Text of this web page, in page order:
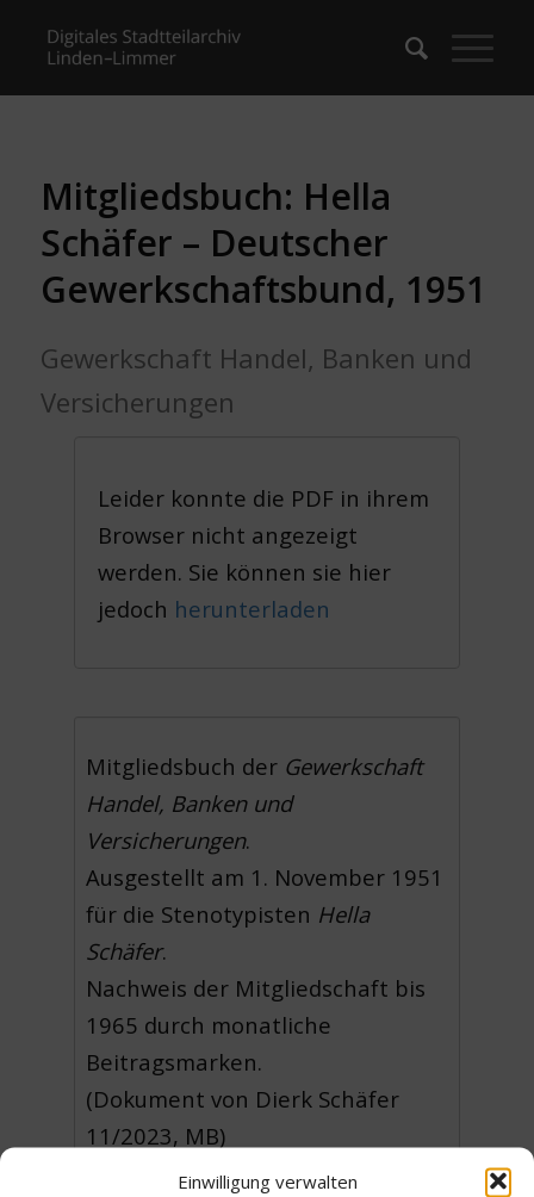
Einwilligung verwalten
Mitgliedsbuch: Hella
Schäfer – Deutscher
Gewerkschaftsbund, 1951
Gewerkschaft Handel, Banken und
Versicherungen
Leider konnte die PDF in ihrem
Browser nicht angezeigt
werden. Sie können sie hier
jedoch herunterladen
Mitgliedsbuch der Gewerkschaft
Handel, Banken und
Versicherungen.
Ausgestellt am 1. November 1951
für die Stenotypisten Hella
Schäfer.
Nachweis der Mitgliedschaft bis
1965 durch monatliche
Beitragsmarken.
(Dokument von Dierk Schäfer
11/2023, MB)